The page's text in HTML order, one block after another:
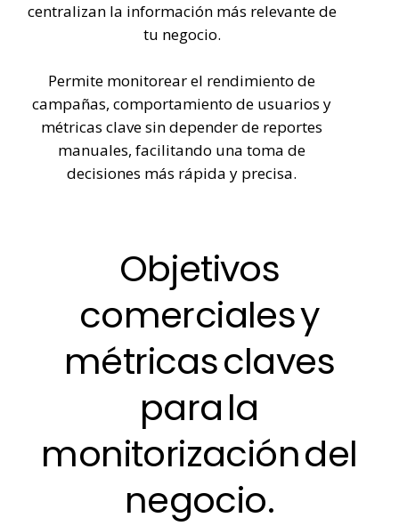
centralizan la información más relevante de
tu negocio.
Permite monitorear el rendimiento de
campañas, comportamiento de usuarios y
métricas clave sin depender de reportes
manuales, facilitando una toma de
decisiones más rápida y precisa.
Objetivos
comercialesy
métricasclaves
parala
monitorizacióndel
negocio.